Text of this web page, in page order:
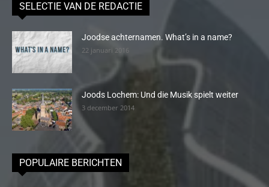
SELECTIE VAN DE REDACTIE
Joodse achternamen. What’s in a name?
22 januari 2016
Joods Lochem: Und die Musik spielt weiter
3 december 2014
POPULAIRE BERICHTEN